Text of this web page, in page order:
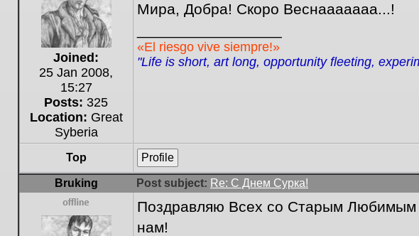
Joined:
25 Jan 2008,
15:27
Posts: 325
Location: Great
Syberia
Мира, Добра! Скоро Веснааааааа...!
«El riesgo vive siempre!»
"Life is short, art long, opportunity fleeting,
Top Profile
Bruking Post subject: Re: С Днем Сурка!
Offline
Поздравляю Всех со Старым Любимым
нам!